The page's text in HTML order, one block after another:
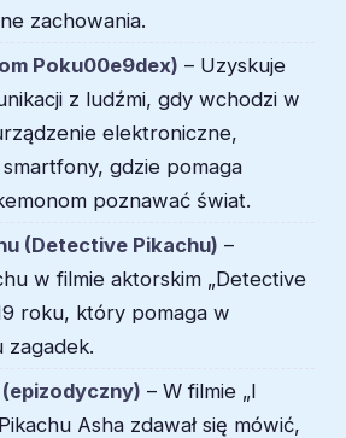
zachowania.
Poku00e9dex) – Uzyskuje
z ludźmi, gdy wchodzi w
elektroniczne,
gdzie pomaga
poznawać świat.
(Detective Pikachu) –
w filmie aktorskim „Detective
roku, który pomaga w
zagadek.
– W filmie „I
Asha zdawał się mówić,